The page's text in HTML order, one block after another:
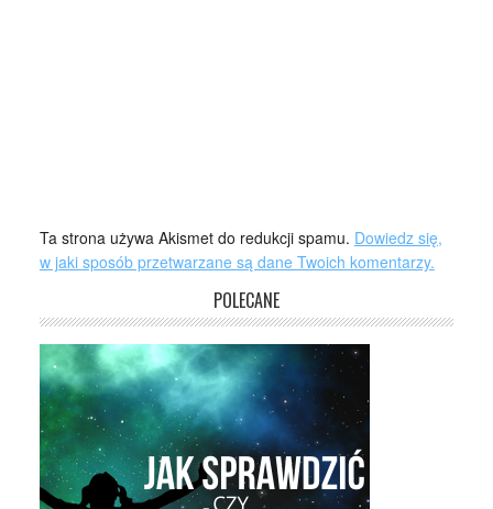
Ta strona używa Akismet do redukcji spamu. Dowiedz się,
w jaki sposób przetwarzane są dane Twoich komentarzy.
POLECANE